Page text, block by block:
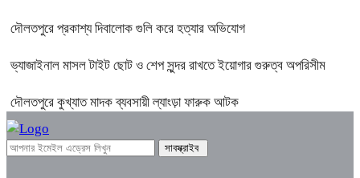
দৌলতপুরে প্রকাশ্য দিবালোক গুলি করে হত্যার অভিযোগ
ভ্যাজাইনাল মাসল টাইট ছোট ও শেপ সুন্দর রাখতে ইয়োগার গুরুত্ব অপরিসীম
দৌলতপুরে কুখ্যাত মাদক ব্যবসায়ী ল্যাংড়া ফারুক আটক